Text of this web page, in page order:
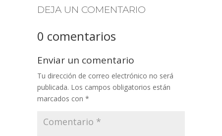
DEJA UN COMENTARIO
0 comentarios
Enviar un comentario
Tu dirección de correo electrónico no será
publicada. Los campos obligatorios están
marcados con *